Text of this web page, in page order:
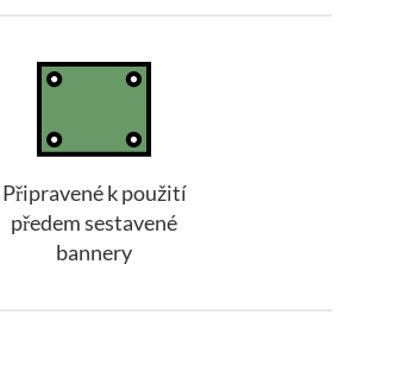
Připravené k použití
předem sestavené
bannery